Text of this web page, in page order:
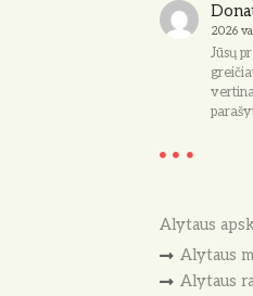
2026
Jūsų
Alytaus
Alytaus
Alytaus